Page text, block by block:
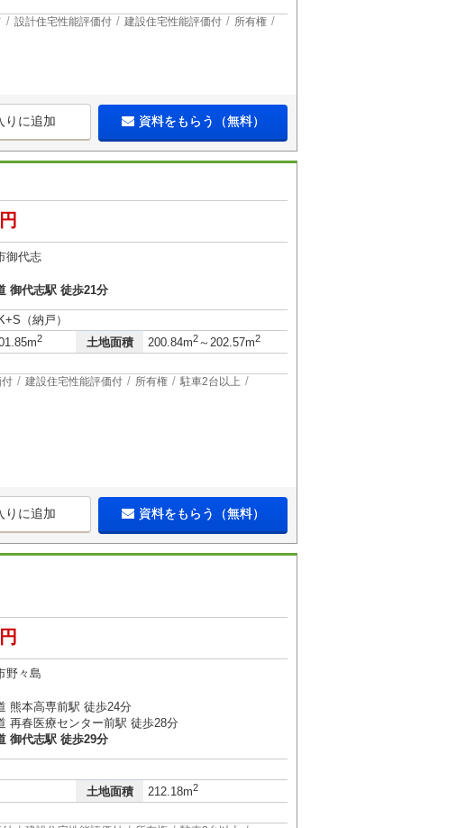
設計住宅性能評価付 建設住宅性能評価付
所有権
りに追加 資料をもらう（無料）
御代志
御代志駅 徒歩21分
（納戸）
2 土地面積 200.84m2～202.57m2
建設住宅性能評価付 所有権
駐車2台以上
りに追加 資料をもらう（無料）
野々島
熊本高専前駅 徒歩24分
再春医療センター前駅 徒歩28分
御代志駅 徒歩29分
土地面積 212.18m2